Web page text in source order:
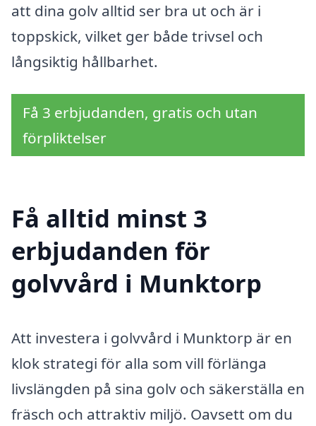
att dina golv alltid ser bra ut och är i
toppskick, vilket ger både trivsel och
långsiktig hållbarhet.
Få 3 erbjudanden, gratis och utan
förpliktelser
Få alltid minst 3
erbjudanden för
golvvård i Munktorp
Att investera i golvvård i Munktorp är en
klok strategi för alla som vill förlänga
livslängden på sina golv och säkerställa en
fräsch och attraktiv miljö. Oavsett om du